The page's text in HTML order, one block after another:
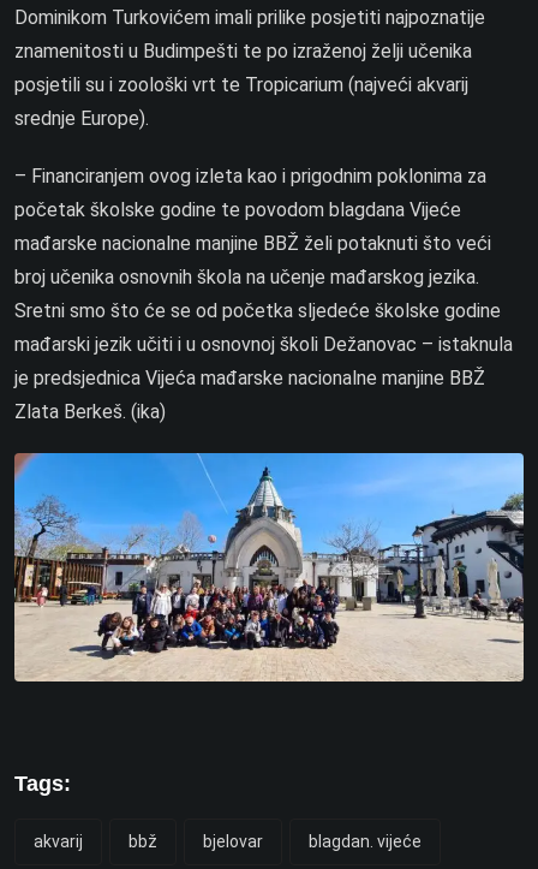
Dominikom Turkovićem imali prilike posjetiti najpoznatije
znamenitosti u Budimpešti te po izraženoj želji učenika
posjetili su i zoološki vrt te Tropicarium (najveći akvarij
srednje Europe).
– Financiranjem ovog izleta kao i prigodnim poklonima za
početak školske godine te povodom blagdana Vijeće
mađarske nacionalne manjine BBŽ želi potaknuti što veći
broj učenika osnovnih škola na učenje mađarskog jezika.
Sretni smo što će se od početka sljedeće školske godine
mađarski jezik učiti i u osnovnoj školi Dežanovac – istaknula
je predsjednica Vijeća mađarske nacionalne manjine BBŽ
Zlata Berkeš. (ika)
Tags:
akvarij bbž bjelovar blagdan. vijeće